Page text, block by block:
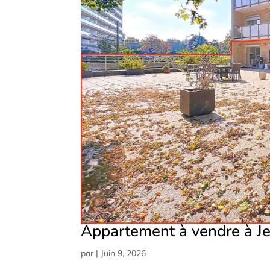
Appartement à vendre à
par | Juin 9, 2026